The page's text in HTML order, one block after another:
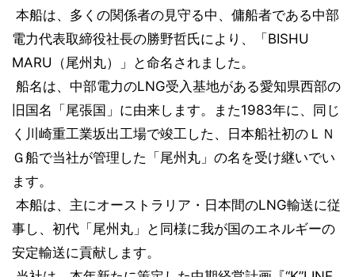
本船は、多くの関係者の見守る中、傭船者である中部
電力代表取締役社長の勝野哲氏により、「BISHU
MARU（尾州丸）」と命名されました。
船名は、中部電力のLNG受入基地がある愛知県西部の
旧国名「尾張国」に由来します。また1983年に、同じ
く川崎重工業坂出工場で竣工した、日本船社初のＬＮ
Ｇ船で当社が管理した「尾州丸」の名を受け継いでい
ます。
本船は、主にオーストラリア・日本間のLNG輸送に従
事し、初代「尾州丸」と同様に我が国のエネルギーの
安定輸送に貢献します。